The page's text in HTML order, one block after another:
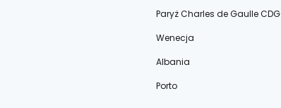
Paryż Charles de Gaulle CDG
Wenecja
Albania
Porto